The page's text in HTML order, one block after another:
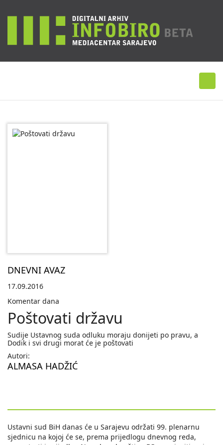
DNEVNI AVAZ
17.09.2016
Komentar dana
Poštovati državu
Sudije Ustavnog suda odluku moraju donijeti po pravu, a
Dodik i svi drugi morat će je poštovati
Autori:
ALMASA HADŽIĆ
Ustavni sud BiH danas će u Sarajevu održati 99. plenarnu
sjednicu na kojoj će se, prema prijedlogu dnevnog reda,